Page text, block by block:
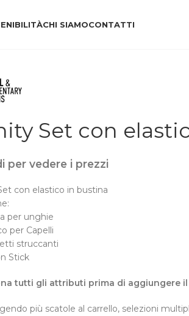
CHI SIAMOCONTATTI
Set con
per vedere i prezzi
con elastico in bustina
per unghie
per Capelli
struccanti
Stick
tutti gli attributi prima di aggiungere
più scatole al carrello, selezioni